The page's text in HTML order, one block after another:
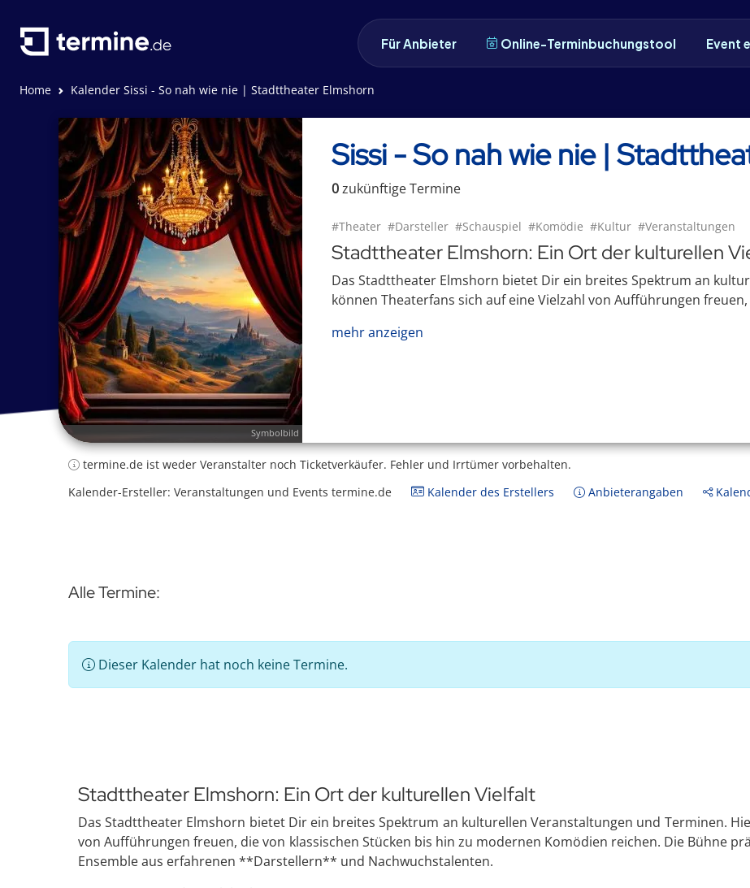
Für Anbieter Online-Terminbuchungstool Event
Home Kalender Sissi - So nah wie nie | Stadttheater Elmshorn
Symbolbild
Sissi - So nah wie nie |
0zukünftigeTermine
#Theater #Darsteller #Schauspiel #Komödie #Kultur #Veranstaltungen
Stadttheater Elmshorn: Ein Ort der kulturellen
Das Stadttheater Elmshorn bietet Dir ein breites Spektrum an
können Theaterfans sich auf eine Vielzahl von Aufführungen freuen,
mehr anzeigen
termine.de ist weder Veranstalter noch Ticketverkäufer. Fehler und Irrtümer vorbehalten.
Kalender-Ersteller: Veranstaltungen und Events termine.de
Kalender des Erstellers Anbieterangaben
Alle Termine:
Dieser Kalender hat noch keine Termine.
Stadttheater Elmshorn: Ein Ort der kulturellen Vielfalt
Das Stadttheater Elmshorn bietet Dir ein breites Spektrum an kulturellen Veranstaltungen und Terminen.
von Aufführungen freuen, die von klassischen Stücken bis hin zu modernen Komödien reichen. Die Bühne
Ensemble aus erfahrenen **Darstellern** und Nachwuchstalenten.